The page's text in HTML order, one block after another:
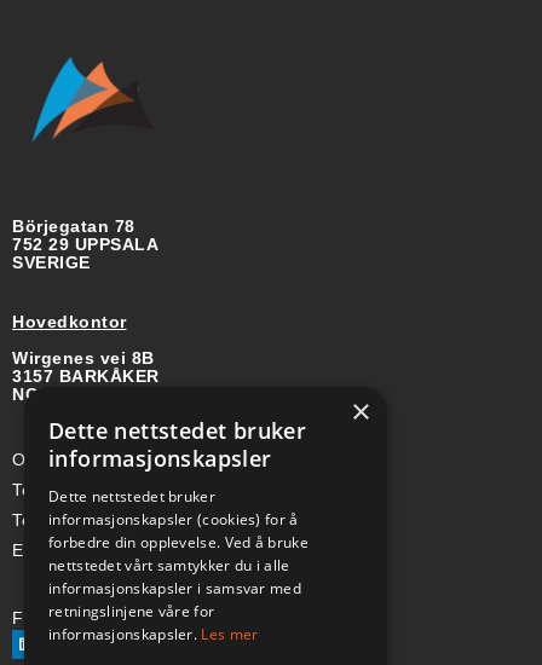
Börjegatan 78
752 29 UPPSALA
SVERIGE
Hovedkontor
Wirgenes vei 8B
3157 BARKÅKER
NORGE
Org-nr: 985 958 203 MVA
Telefon (Nor): +47 334 50 910
Telefon (Swe): +46 70-748 08 19
E-post: sales@a-ss.net
Følg oss på:
×
Dette nettstedet bruker
informasjonskapsler
Dette nettstedet bruker
informasjonskapsler (cookies) for å
forbedre din opplevelse. Ved å bruke
nettstedet vårt samtykker du i alle
informasjonskapsler i samsvar med
retningslinjene våre for
informasjonskapsler. Les mer